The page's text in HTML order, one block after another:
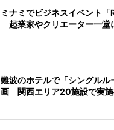
ミナミでビジネスイベント「
起業家やクリエーター一堂
難波のホテルで「シングルル
画 関西エリア20施設で実